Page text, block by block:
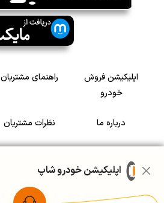
اپلیکیشن فروش
خودرو
راهنمای مشتریان
درباره ما نظرات مشتریان
سرمایه گذاری در
رضایت مشتریاناپلیکیشن خودرو شاپ